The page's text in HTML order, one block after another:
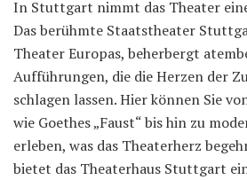
In Stuttgart nimmt das Theater
Das berühmte Staatstheater
Theater Europas, beherbergt
Aufführungen, die die Herzen der
schlagen lassen. Hier können Sie
wie Goethes „Faust“ bis hin zu
erleben, was das Theaterherz
bietet das Theaterhaus Stuttgart